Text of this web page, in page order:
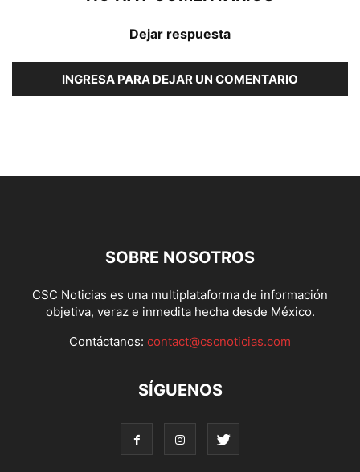
Dejar respuesta
INGRESA PARA DEJAR UN COMENTARIO
SOBRE NOSOTROS
CSC Noticias es una multiplataforma de información
objetiva, veraz e inmedita hecha desde México.
Contáctanos: contact@cscnoticias.com
SÍGUENOS